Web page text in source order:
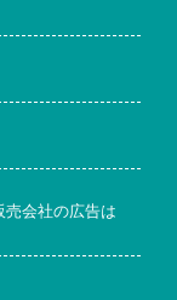
売会社の広告は